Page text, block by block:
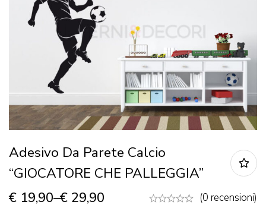
Adesivo Da Parete Calcio
“GIOCATORE CHE PALLEGGIA”
€ 19,90–€ 29,90
(0 recensioni)